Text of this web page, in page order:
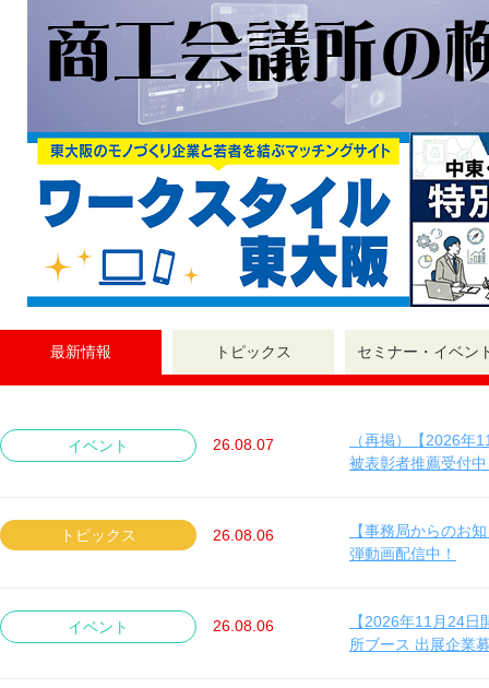
最新情報 トピックス セミナー・イベン
イベント 26.08.07
（再掲）【2026
被表彰者推薦受付
トピックス 26.08.06
【事務局からのお
弾動画配信中！
イベント 26.08.06
【2026年11月24
所ブース 出展企業